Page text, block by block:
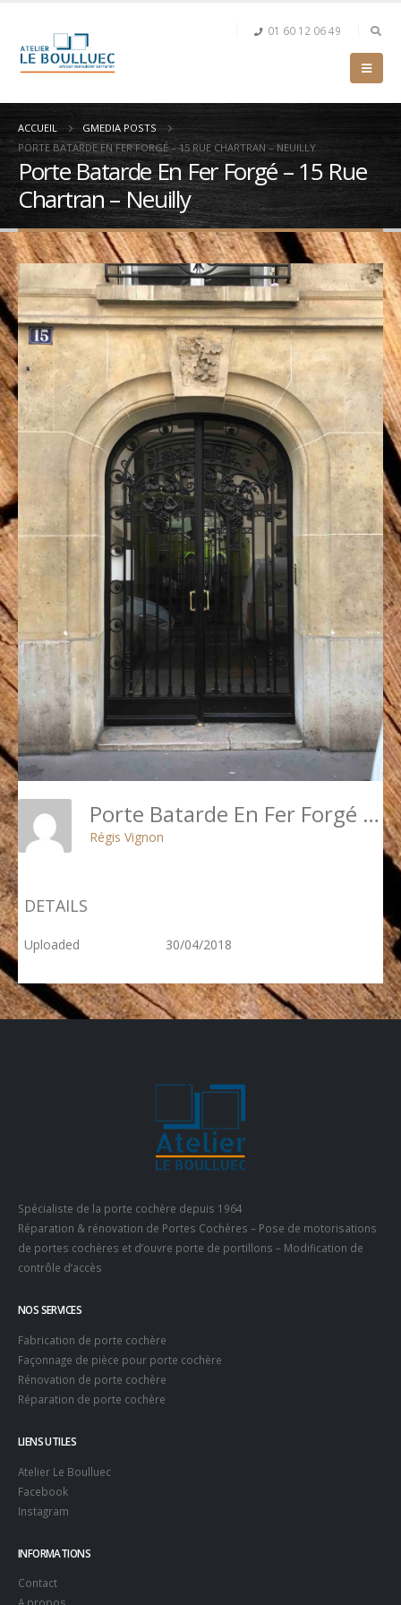
01 60 12 06 49
ACCUEIL
GMEDIA POSTS
PORTE BATARDE EN FER FORGÉ – 15 RUE CHARTRAN – NEUILLY
Porte Batarde En Fer Forgé – 15 Rue
Chartran – Neuilly
Porte Batarde En Fer Forgé - 15 Rue Chartran - Neuilly
Régis Vignon
DETAILS
Uploaded 30/04/2018
Spécialiste de la porte cochère depuis 1964
Réparation & rénovation de Portes Cochères – Pose de motorisations
de portes cochères et d’ouvre porte de portillons – Modification de
contrôle d’accès
NOS SERVICES
Fabrication de porte cochère
Façonnage de pièce pour porte cochère
Rénovation de porte cochère
Réparation de porte cochère
LIENS UTILES
Atelier Le Boulluec
Facebook
Instagram
INFORMATIONS
Contact